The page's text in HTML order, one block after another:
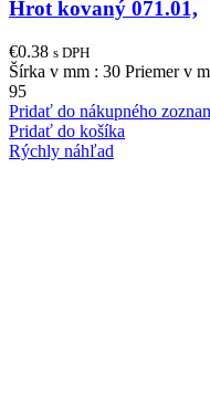
Hrot kovaný 071.01,
€0.38 s DPH
Šírka v mm : 30 Priemer v
95
Pridať do nákupného
Pridať do košíka
Rýchly náhľad